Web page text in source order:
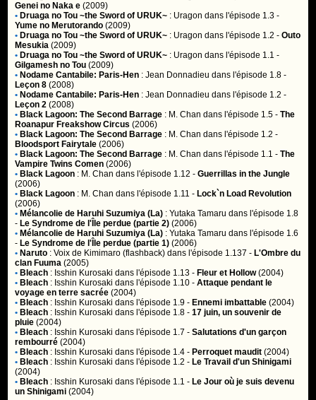
Genei no Naka e (2009)
• Druaga no Tou ~the Sword of URUK~ : Uragon dans l'épisode 1.3 -
Yume no Merutorando (2009)
• Druaga no Tou ~the Sword of URUK~ : Uragon dans l'épisode 1.2 -Outo
Mesukia (2009)
• Druaga no Tou ~the Sword of URUK~ : Uragon dans l'épisode 1.1 -
Gilgamesh no Tou (2009)
• Nodame Cantabile: Paris-Hen :Jean Donnadieu dans l'épisode 1.8 -
Leçon 8 (2008)
• Nodame Cantabile: Paris-Hen :Jean Donnadieu dans l'épisode 1.2 -
Leçon 2 (2008)
• Black Lagoon: The Second Barrage : M. Chan dans l'épisode 1.5 -The
Roanapur Freakshow Circus (2006)
• Black Lagoon: The Second Barrage : M. Chan dans l'épisode 1.2 -
Bloodsport Fairytale (2006)
• Black Lagoon: The Second Barrage : M. Chan dans l'épisode 1.1 -The
Vampire Twins Comen (2006)
• Black Lagoon : M. Chan dans l'épisode 1.12 -Guerrillas in the Jungle
(2006)
• Black Lagoon : M. Chan dans l'épisode 1.11 - Lock`n Load Revolution
(2006)
• Mélancolie de Haruhi Suzumiya (La) :Yutaka Tamaru dans l'épisode 1.8
- Le Syndrome de l'Île perdue (partie 2) (2006)
• Mélancolie de Haruhi Suzumiya (La) :Yutaka Tamaru dans l'épisode 1.6
- Le Syndrome de l'Île perdue (partie 1) (2006)
• Naruto :Voix de Kimimaro (flashback) dans l'épisode 1.137 - L'Ombre du
clan Fuuma (2005)
• Bleach : Isshin Kurosaki dans l'épisode 1.13 - Fleur et Hollow(2004)
• Bleach : Isshin Kurosaki dans l'épisode 1.10 -Attaque pendant le
voyage en terre sacrée (2004)
• Bleach : Isshin Kurosaki dans l'épisode 1.9 - Ennemi imbattable (2004)
• Bleach : Isshin Kurosaki dans l'épisode 1.8 -17 juin, un souvenir de
pluie (2004)
• Bleach : Isshin Kurosaki dans l'épisode 1.7 -Salutations d'un garçon
rembourré (2004)
• Bleach : Isshin Kurosaki dans l'épisode 1.4 - Perroquet maudit (2004)
• Bleach : Isshin Kurosaki dans l'épisode 1.2 - Le Travail d'un Shinigami
(2004)
• Bleach : Isshin Kurosaki dans l'épisode 1.1 - Le Jour où je suis devenu
un Shinigami (2004)